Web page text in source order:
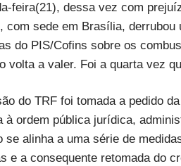
feira(21), dessa vez com
com sede em Brasília,
do PIS/Cofins sobre os
volta a valer. Foi a quarta vez
do TRF foi tomada a pedido
à ordem pública jurídica,
se alinha a uma série de
e a consequente retomada do